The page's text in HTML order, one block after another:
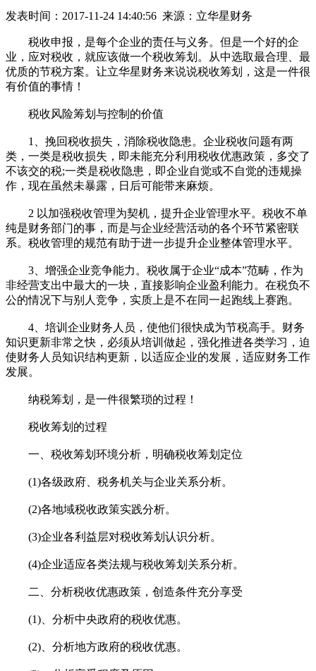
发表时间：2017-11-24 14:40:56 来源：立华星财务
税收申报，是每个企业的责任与义务。但是一个好的企
业，应对税收，就应该做一个税收筹划。从中选取最合理、最
优质的节税方案。让立华星财务来说说税收筹划，这是一件很
有价值的事情！
税收风险筹划与控制的价值
1、挽回税收损失，消除税收隐患。企业税收问题有两
类，一类是税收损失，即未能充分利用税收优惠政策，多交了
不该交的税;一类是税收隐患，即企业自觉或不自觉的违规操
作，现在虽然未暴露，日后可能带来麻烦。
2 以加强税收管理为契机，提升企业管理水平。税收不单
纯是财务部门的事，而是与企业经营活动的各个环节紧密联
系。税收管理的规范有助于进一步提升企业整体管理水平。
3、增强企业竞争能力。税收属于企业“成本”范畴，作为
非经营支出中最大的一块，直接影响企业盈利能力。在税负不
公的情况下与别人竞争，实质上是不在同一起跑线上赛跑。
4、培训企业财务人员，使他们很快成为节税高手。财务
知识更新非常之快，必须从培训做起，强化推进各类学习，迫
使财务人员知识结构更新，以适应企业的发展，适应财务工作
发展。
纳税筹划，是一件很繁琐的过程！
税收筹划的过程
一、税收筹划环境分析，明确税收筹划定位
(1)各级政府、税务机关与企业关系分析。
(2)各地域税收政策实践分析。
(3)企业各利益层对税收筹划认识分析。
(4)企业适应各类法规与税收筹划关系分析。
二、分析税收优惠政策，创造条件充分享受
(1)、分析中央政府的税收优惠。
(2)、分析地方政府的税收优惠。